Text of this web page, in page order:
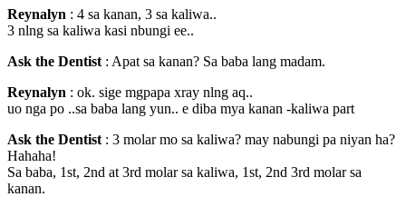
Reynalyn : 4 sa kanan, 3 sa kaliwa..
3 nlng sa kaliwa kasi nbungi ee..
Ask the Dentist : Apat sa kanan? Sa baba lang madam.
Reynalyn : ok. sige mgpapa xray nlng aq..
uo nga po ..sa baba lang yun.. e diba mya kanan -kaliwa part
Ask the Dentist : 3 molar mo sa kaliwa? may nabungi pa niyan ha?
Hahaha!
Sa baba, 1st, 2nd at 3rd molar sa kaliwa, 1st, 2nd 3rd molar sa
kanan.